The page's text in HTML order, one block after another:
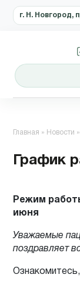
г. Н. Новгород,
Главная » Новости »
График
Режим
июня
Уважаемые
поздравляет